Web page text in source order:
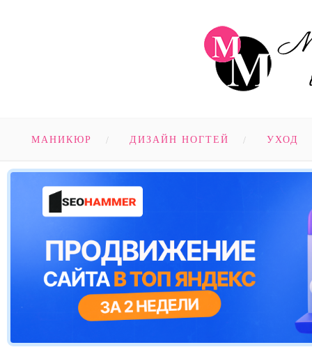
МАНИКЮР ДИЗАЙН НОГТЕЙ УХОД